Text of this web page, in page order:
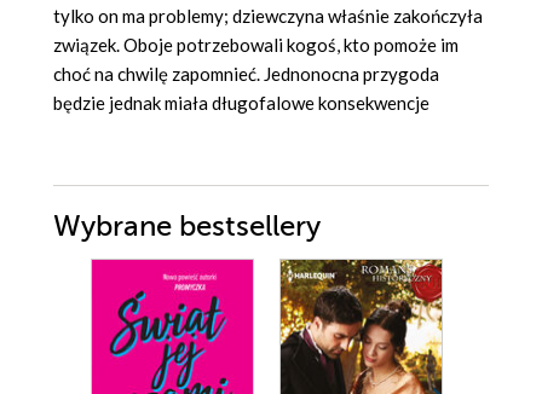
tylko on ma problemy; dziewczyna właśnie zakończyła
związek. Oboje potrzebowali kogoś, kto pomoże im
choć na chwilę zapomnieć. Jednonocna przygoda
będzie jednak miała długofalowe konsekwencje
Wybrane bestsellery